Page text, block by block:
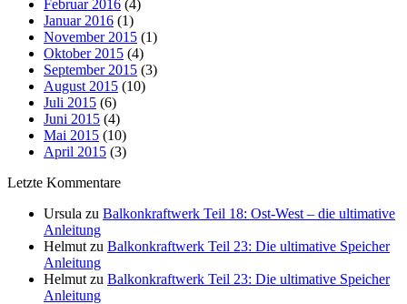
Februar 2016 (4)
Januar 2016 (1)
November 2015 (1)
Oktober 2015 (4)
September 2015 (3)
August 2015 (10)
Juli 2015 (6)
Juni 2015 (4)
Mai 2015 (10)
April 2015 (3)
Letzte Kommentare
Ursula zu Balkonkraftwerk Teil 18: Ost-West – die ultimative
Anleitung
Helmut zu Balkonkraftwerk Teil 23: Die ultimative Speicher
Anleitung
Helmut zu Balkonkraftwerk Teil 23: Die ultimative Speicher
Anleitung